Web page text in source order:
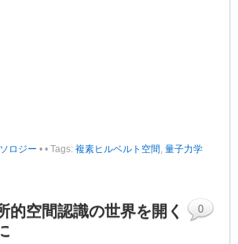
ロジー • • Tags:複素ヒルベルト空間,量子力学
的空間認識の世界を開く
0